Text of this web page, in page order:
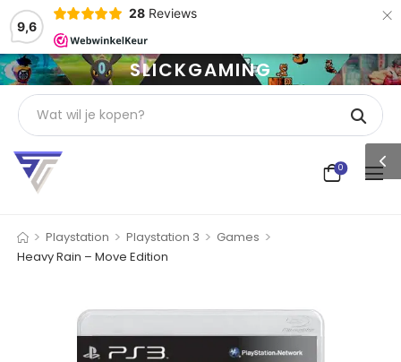
9,6
28 Reviews ×
SLICKGAMING
0
> Playstation > Playstation 3 > Games >
Heavy Rain – Move Edition